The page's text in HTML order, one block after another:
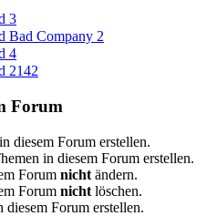
3
Bad Company 2
4
2142
Forum
diesem Forum erstellen.
in diesem Forum erstellen.
Forum nicht ändern.
Forum nicht löschen.
diesem Forum erstellen.